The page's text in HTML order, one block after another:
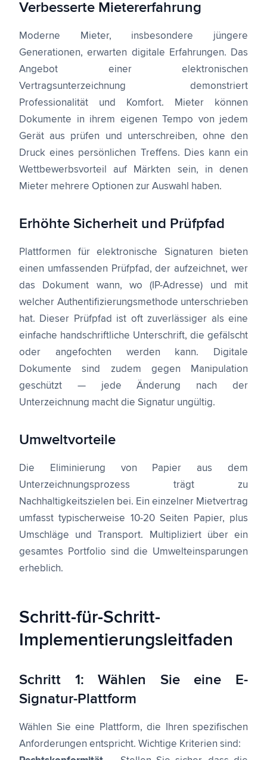
Verbesserte Mietererfahrung
Moderne Mieter, insbesondere jüngere
Generationen, erwarten digitale Erfahrungen. Das
Angebot einer elektronischen
Vertragsunterzeichnung demonstriert
Professionalität und Komfort. Mieter können
Dokumente in ihrem eigenen Tempo von jedem
Gerät aus prüfen und unterschreiben, ohne den
Druck eines persönlichen Treffens. Dies kann ein
Wettbewerbsvorteil auf Märkten sein, in denen
Mieter mehrere Optionen zur Auswahl haben.
Erhöhte Sicherheit und Prüfpfad
Plattformen für elektronische Signaturen bieten
einen umfassenden Prüfpfad, der aufzeichnet, wer
das Dokument wann, wo (IP-Adresse) und mit
welcher Authentifizierungsmethode unterschrieben
hat. Dieser Prüfpfad ist oft zuverlässiger als eine
einfache handschriftliche Unterschrift, die gefälscht
oder angefochten werden kann. Digitale
Dokumente sind zudem gegen Manipulation
geschützt — jede Änderung nach der
Unterzeichnung macht die Signatur ungültig.
Umweltvorteile
Die Eliminierung von Papier aus dem
Unterzeichnungsprozess trägt zu
Nachhaltigkeitszielen bei. Ein einzelner Mietvertrag
umfasst typischerweise 10-20 Seiten Papier, plus
Umschläge und Transport. Multipliziert über ein
gesamtes Portfolio sind die Umwelteinsparungen
erheblich.
Schritt-für-Schritt-
Implementierungsleitfaden
Schritt 1: Wählen Sie eine E-
Signatur-Plattform
Wählen Sie eine Plattform, die Ihren spezifischen
Anforderungen entspricht. Wichtige Kriterien sind: